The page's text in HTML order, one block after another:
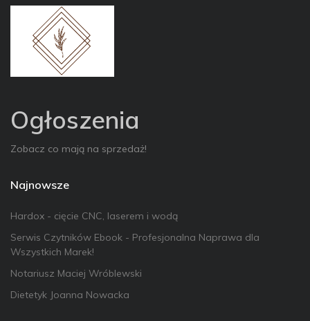
Ogłoszenia
Zobacz co mają na sprzedaż!
Najnowsze
Hardox - cięcie CNC, laserem i wodą
Serwis Czytników Ebook - Profesjonalna Naprawa dla
Wszystkich Marek!
Notariusz Maciej Wróblewski
Dietetyk Joanna Nowacka